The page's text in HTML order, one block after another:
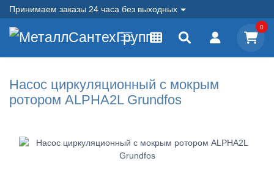
Принимаем заказы 24 часа без выходных
0
Насос циркуляционный с мокрым
ротором ALPHA2L Grundfos